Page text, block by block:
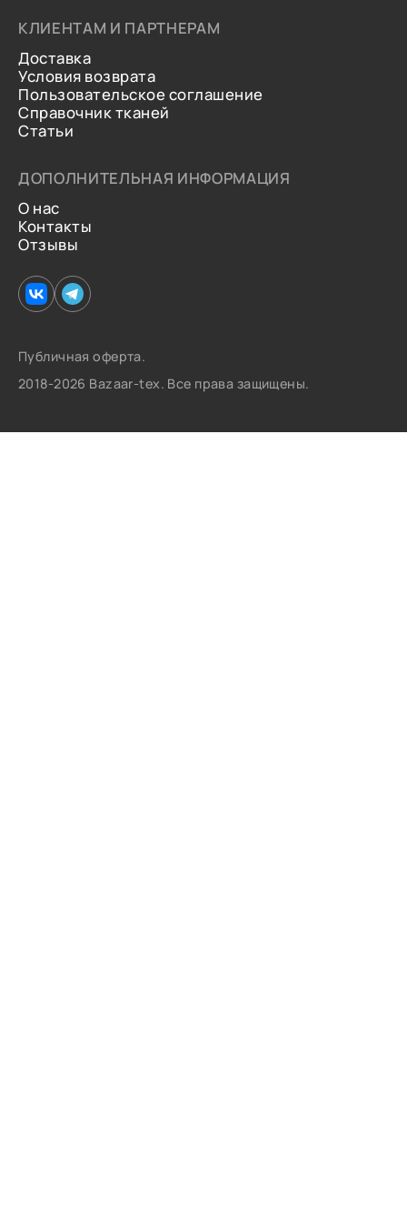
КЛИЕНТАМ И ПАРТНЕРАМ
Доставка
Условия возврата
Пользовательское соглашение
Справочник тканей
Статьи
ДОПОЛНИТЕЛЬНАЯ ИНФОРМАЦИЯ
О нас
Контакты
Отзывы
Публичная оферта.
2018-2026 Bazaar-tex. Все права защищены.